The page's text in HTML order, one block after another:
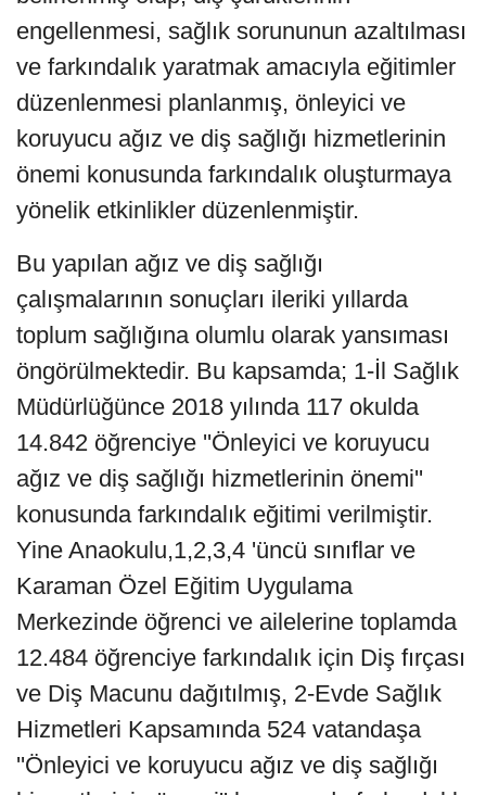
engellenmesi, sağlık sorununun azaltılması
ve farkındalık yaratmak amacıyla eğitimler
düzenlenmesi planlanmış, önleyici ve
koruyucu ağız ve diş sağlığı hizmetlerinin
önemi konusunda farkındalık oluşturmaya
yönelik etkinlikler düzenlenmiştir.
Bu yapılan ağız ve diş sağlığı
çalışmalarının sonuçları ileriki yıllarda
toplum sağlığına olumlu olarak yansıması
öngörülmektedir. Bu kapsamda; 1-İl Sağlık
Müdürlüğünce 2018 yılında 117 okulda
14.842 öğrenciye ''Önleyici ve koruyucu
ağız ve diş sağlığı hizmetlerinin önemi''
konusunda farkındalık eğitimi verilmiştir.
Yine Anaokulu,1,2,3,4 'üncü sınıflar ve
Karaman Özel Eğitim Uygulama
Merkezinde öğrenci ve ailelerine toplamda
12.484 öğrenciye farkındalık için Diş fırçası
ve Diş Macunu dağıtılmış, 2-Evde Sağlık
Hizmetleri Kapsamında 524 vatandaşa
''Önleyici ve koruyucu ağız ve diş sağlığı